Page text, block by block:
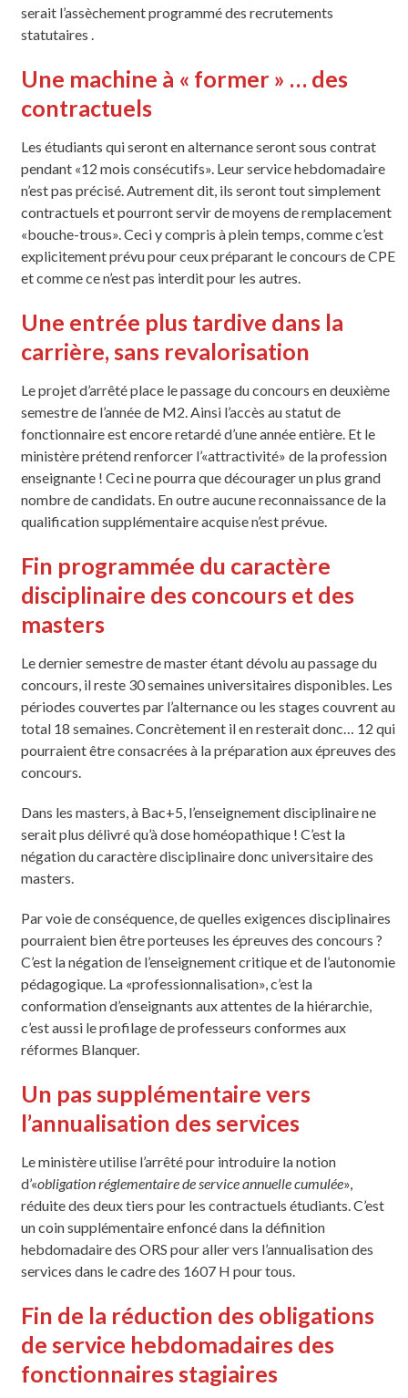
serait l’assèchement programmé des recrutements
statutaires .
Une machine à « former » … des
contractuels
Les étudiants qui seront en alternance seront sous contrat
pendant «12 mois consécutifs». Leur service hebdomadaire
n’est pas précisé. Autrement dit, ils seront tout simplement
contractuels et pourront servir de moyens de remplacement
«bouche-trous». Ceci y compris à plein temps, comme c’est
explicitement prévu pour ceux préparant le concours de CPE
et comme ce n’est pas interdit pour les autres.
Une entrée plus tardive dans la
carrière, sans revalorisation
Le projet d’arrêté place le passage du concours en deuxième
semestre de l’année de M2. Ainsi l’accès au statut de
fonctionnaire est encore retardé d’une année entière. Et le
ministère prétend renforcer l’«attractivité» de la profession
enseignante ! Ceci ne pourra que décourager un plus grand
nombre de candidats. En outre aucune reconnaissance de la
qualification supplémentaire acquise n’est prévue.
Fin programmée du caractère
disciplinaire des concours et des
masters
Le dernier semestre de master étant dévolu au passage du
concours, il reste 30 semaines universitaires disponibles. Les
périodes couvertes par l’alternance ou les stages couvrent au
total 18 semaines. Concrètement il en resterait donc… 12 qui
pourraient être consacrées à la préparation aux épreuves des
concours.
Dans les masters, à Bac+5, l’enseignement disciplinaire ne
serait plus délivré qu’à dose homéopathique ! C’est la
négation du caractère disciplinaire donc universitaire des
masters.
Par voie de conséquence, de quelles exigences disciplinaires
pourraient bien être porteuses les épreuves des concours ?
C’est la négation de l’enseignement critique et de l’autonomie
pédagogique. La «professionnalisation», c’est la
conformation d’enseignants aux attentes de la hiérarchie,
c’est aussi le profilage de professeurs conformes aux
réformes Blanquer.
Un pas supplémentaire vers
l’annualisation des services
Le ministère utilise l’arrêté pour introduire la notion
d’«obligation réglementaire de service annuelle cumulée»,
réduite des deux tiers pour les contractuels étudiants. C’est
un coin supplémentaire enfoncé dans la définition
hebdomadaire des ORS pour aller vers l’annualisation des
services dans le cadre des 1607 H pour tous.
Fin de la réduction des obligations
de service hebdomadaires des
fonctionnaires stagiaires